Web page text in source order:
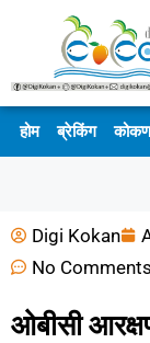
होम ब्रेकिंग कोकण
Digi Kokan
No Comments
ओबीसी